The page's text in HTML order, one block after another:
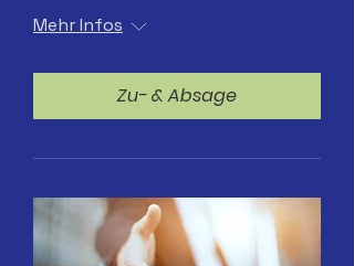
Mehr Infos
Zu- & Absage